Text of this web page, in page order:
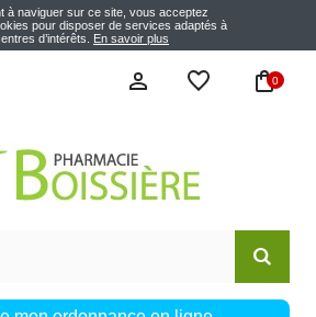
à naviguer sur ce site, vous acceptez
pour disposer de services adaptés à
d’intérêts. En savoir plus
0